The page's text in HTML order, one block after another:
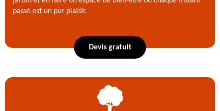
passé est un pur plaisir.
Devis gratuit